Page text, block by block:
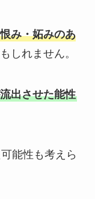
み・妬みのあ
しれません。
出させた能性
能性も考えら